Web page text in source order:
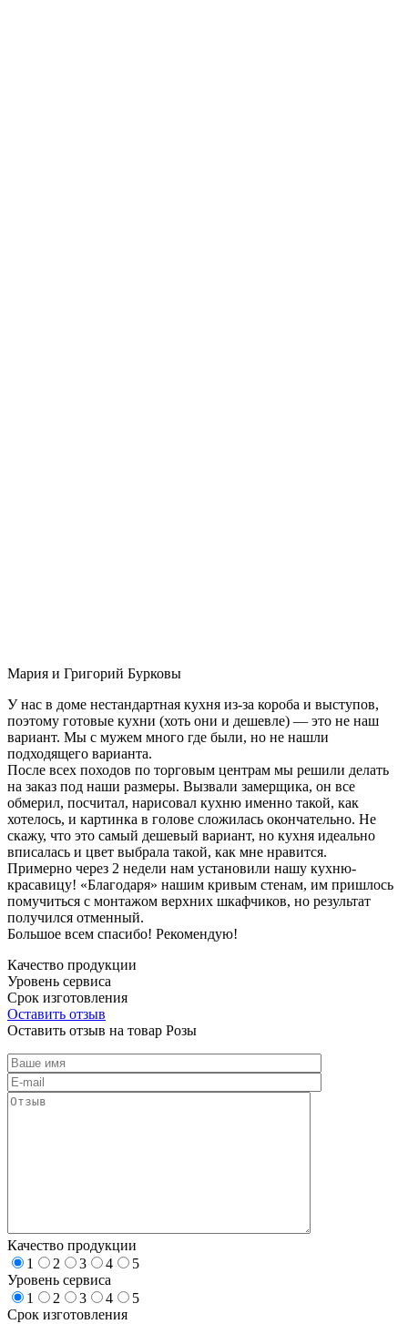
Мария и Григорий Бурковы
У нас в доме нестандартная кухня из-за короба и выступов,
поэтому готовые кухни (хоть они и дешевле) — это не наш
вариант. Мы с мужем много где были, но не нашли
подходящего варианта.
После всех походов по торговым центрам мы решили делать
на заказ под наши размеры. Вызвали замерщика, он все
обмерил, посчитал, нарисовал кухню именно такой, как
хотелось, и картинка в голове сложилась окончательно. Не
скажу, что это самый дешевый вариант, но кухня идеально
вписалась и цвет выбрала такой, как мне нравится.
Примерно через 2 недели нам установили нашу кухню-
красавицу! «Благодаря» нашим кривым стенам, им пришлось
помучиться с монтажом верхних шкафчиков, но результат
получился отменный.
Большое всем спасибо! Рекомендую!
Качество продукции
Уровень сервиса
Срок изготовления
Оставить отзыв
Оставить отзыв на товар Розы
Качество продукции
1
2 3 4
5
Уровень сервиса
1
2 3 4
5
Срок изготовления